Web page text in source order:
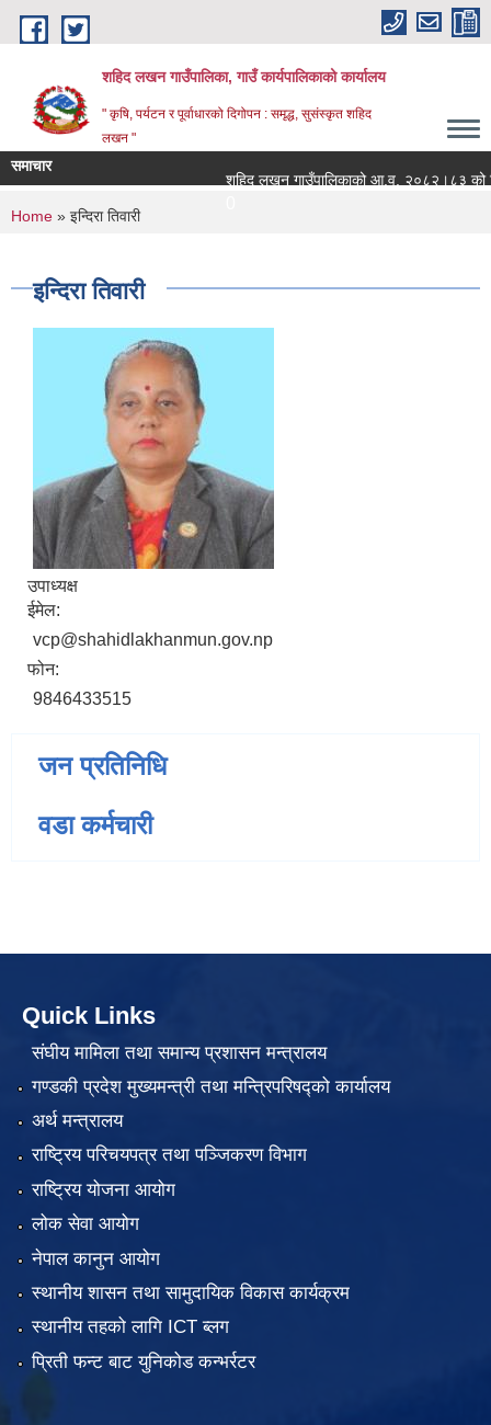
Skip to main content
शहिद लखन गाउँपालिका, गाउँ कार्यपालिकाको कार्यालय
" कृषि, पर्यटन र पूर्वाधारको दिगोपन : समृद्ध, सुसंस्कृत शहिद
लखन "
समाचार
शहिद लखन गाउँपालिकाको आ.व. २०८२।८३ को
You are here
Home » इन्दिरा तिवारी
इन्दिरा तिवारी
उपाध्यक्ष
ईमेल:
vcp@shahidlakhanmun.gov.np
फोन:
9846433515
जन प्रतिनिधि
वडा कर्मचारी
Quick Links
संघीय मामिला तथा समान्य प्रशासन मन्त्रालय
गण्डकी प्रदेश मुख्यमन्त्री तथा मन्त्रिपरिषद्को कार्यालय
अर्थ मन्त्रालय
राष्ट्रिय परिचयपत्र तथा पञ्जिकरण विभाग
राष्ट्रिय योजना आयोग
लोक सेवा आयोग
नेपाल कानुन आयोग
स्थानीय शासन तथा सामुदायिक विकास कार्यक्रम
स्थानीय तहको लागि ICT ब्लग
प्रिती फन्ट बाट युनिकोड कन्भर्रटर